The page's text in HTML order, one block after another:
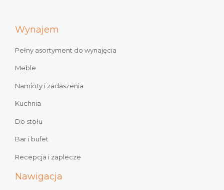
Wynajem
Pełny asortyment do wynajęcia
Meble
Namioty i zadaszenia
Kuchnia
Do stołu
Bar i bufet
Recepcja i zaplecze
Nawigacja